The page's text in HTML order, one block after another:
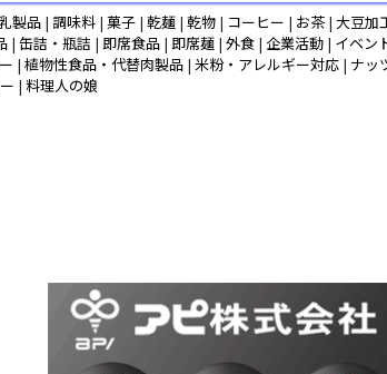
製品 | 調味料 | 菓子 | 乾麺 | 乾物 | コーヒー | お茶 | 大豆加
| 缶詰・瓶詰 | 即席食品 | 即席麺 | 外食 | 企業活動 | イベン
| 植物性食品・代替肉製品 | 米粉・アレルギー対応 | ナッ
| 料理人の娘